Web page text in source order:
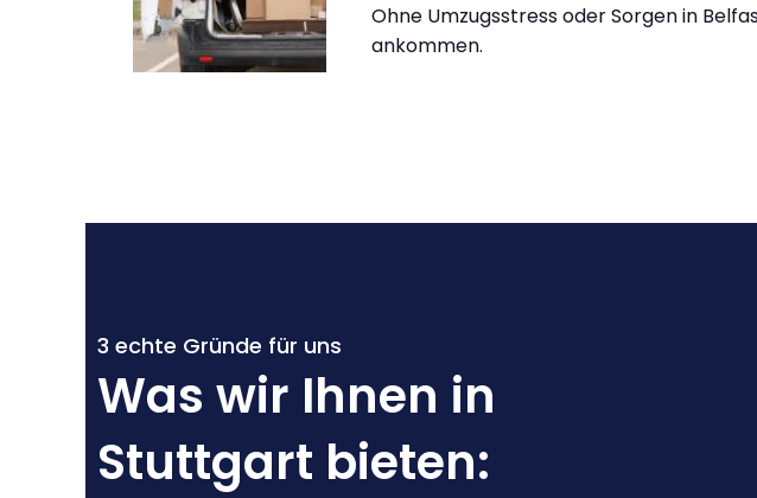
Ohne Umzugsstress oder Sorgen in
ankommen.
3 echte Gründe für uns
Was wir Ihnen in
Stuttgart bieten: